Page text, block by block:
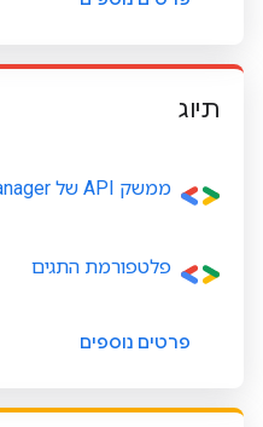
תיוג
ממשק API של Tag Manager
פלטפורמת התגים
פרטים נוספים